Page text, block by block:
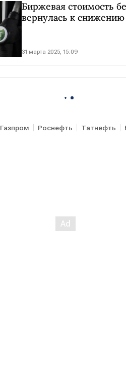
Биржевая стоимость
вернулась к
31 марта 2025, 15:09
Газпром Роснефть Татнефть